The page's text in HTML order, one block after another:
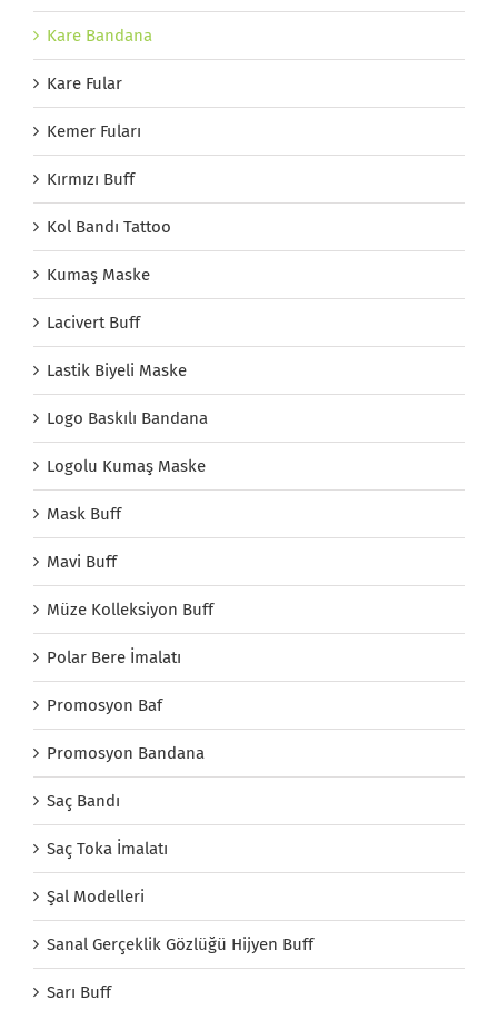
Kare Bandana
Kare Fular
Kemer Fuları
Kırmızı Buff
Kol Bandı Tattoo
Kumaş Maske
Lacivert Buff
Lastik Biyeli Maske
Logo Baskılı Bandana
Logolu Kumaş Maske
Mask Buff
Mavi Buff
Müze Kolleksiyon Buff
Polar Bere İmalatı
Promosyon Baf
Promosyon Bandana
Saç Bandı
Saç Toka İmalatı
Şal Modelleri
Sanal Gerçeklik Gözlüğü Hijyen Buff
Sarı Buff